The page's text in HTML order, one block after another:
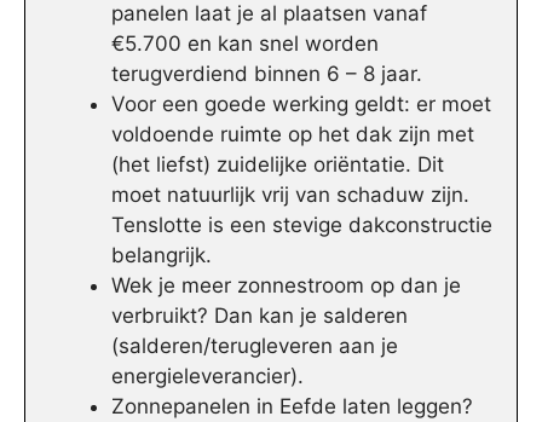
panelen laat je al plaatsen vanaf
€5.700 en kan snel worden
terugverdiend binnen 6 – 8 jaar.
Voor een goede werking geldt: er moet
voldoende ruimte op het dak zijn met
(het liefst) zuidelijke oriëntatie. Dit
moet natuurlijk vrij van schaduw zijn.
Tenslotte is een stevige dakconstructie
belangrijk.
Wek je meer zonnestroom op dan je
verbruikt? Dan kan je salderen
(salderen/terugleveren aan je
energieleverancier).
Zonnepanelen in Eefde laten leggen?